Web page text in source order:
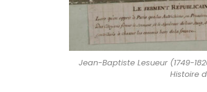
Jean-Baptiste Lesueur (1749-
Histoire